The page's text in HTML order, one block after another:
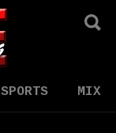
SPORTS MIX